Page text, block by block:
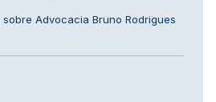
Advocacia Bruno Rodrigues